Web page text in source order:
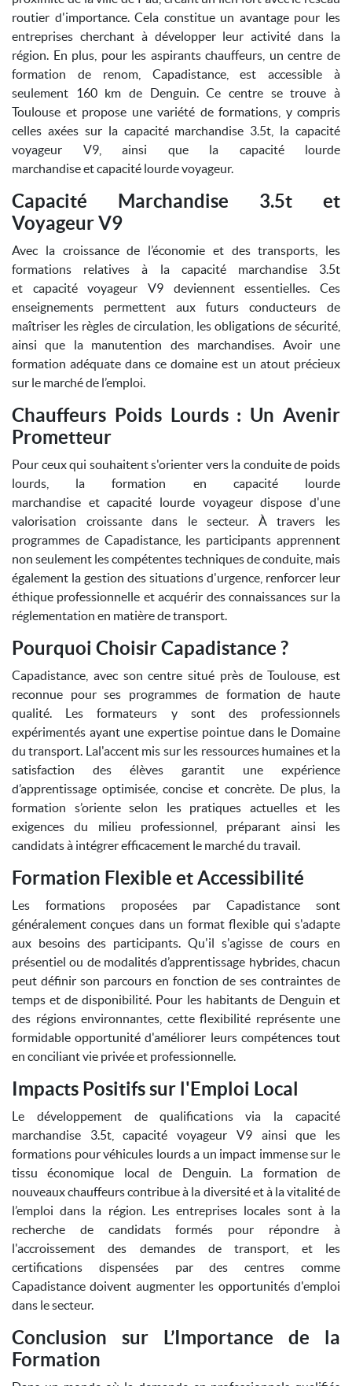
routier d'importance. Cela constitue un avantage pour les
entreprises cherchant à développer leur activité dans la
région. En plus, pour les aspirants chauffeurs, un centre de
formation de renom, Capadistance, est accessible à
seulement 160 km de Denguin. Ce centre se trouve à
Toulouse et propose une variété de formations, y compris
celles axées sur la capacité marchandise 3.5t, la capacité
voyageur V9, ainsi que la capacité lourde
marchandise et capacité lourde voyageur.
Capacité Marchandise 3.5t et
Voyageur V9
Avec la croissance de l’économie et des transports, les
formations relatives à la capacité marchandise 3.5t
et capacité voyageur V9 deviennent essentielles. Ces
enseignements permettent aux futurs conducteurs de
maîtriser les règles de circulation, les obligations de sécurité,
ainsi que la manutention des marchandises. Avoir une
formation adéquate dans ce domaine est un atout précieux
sur le marché de l’emploi.
Chauffeurs Poids Lourds : Un Avenir
Prometteur
Pour ceux qui souhaitent s'orienter vers la conduite de poids
lourds, la formation en capacité lourde
marchandise et capacité lourde voyageur dispose d'une
valorisation croissante dans le secteur. À travers les
programmes de Capadistance, les participants apprennent
non seulement les compétentes techniques de conduite, mais
également la gestion des situations d'urgence, renforcer leur
éthique professionnelle et acquérir des connaissances sur la
réglementation en matière de transport.
Pourquoi Choisir Capadistance ?
Capadistance, avec son centre situé près de Toulouse, est
reconnue pour ses programmes de formation de haute
qualité. Les formateurs y sont des professionnels
expérimentés ayant une expertise pointue dans le Domaine
du transport. Lal'accent mis sur les ressources humaines et la
satisfaction des élèves garantit une expérience
d’apprentissage optimisée, concise et concrète. De plus, la
formation s’oriente selon les pratiques actuelles et les
exigences du milieu professionnel, préparant ainsi les
candidats à intégrer efficacement le marché du travail.
Formation Flexible et Accessibilité
Les formations proposées par Capadistance sont
généralement conçues dans un format flexible qui s'adapte
aux besoins des participants. Qu'il s'agisse de cours en
présentiel ou de modalités d’apprentissage hybrides, chacun
peut définir son parcours en fonction de ses contraintes de
temps et de disponibilité. Pour les habitants de Denguin et
des régions environnantes, cette flexibilité représente une
formidable opportunité d'améliorer leurs compétences tout
en conciliant vie privée et professionnelle.
Impacts Positifs sur l'Emploi Local
Le développement de qualifications via la capacité
marchandise 3.5t, capacité voyageur V9 ainsi que les
formations pour véhicules lourds a un impact immense sur le
tissu économique local de Denguin. La formation de
nouveaux chauffeurs contribue à la diversité et à la vitalité de
l’emploi dans la région. Les entreprises locales sont à la
recherche de candidats formés pour répondre à
l'accroissement des demandes de transport, et les
certifications dispensées par des centres comme
Capadistance doivent augmenter les opportunités d'emploi
dans le secteur.
Conclusion sur L’Importance de la
Formation